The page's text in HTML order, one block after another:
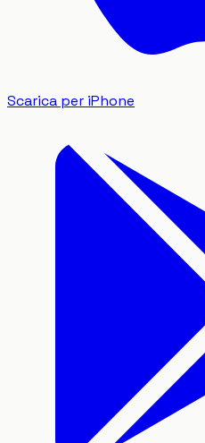
Scarica per iPhone